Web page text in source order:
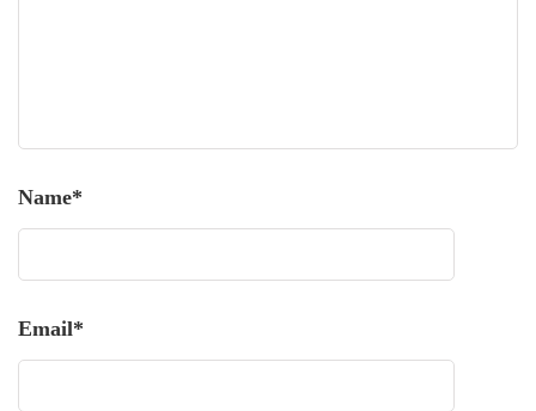
Name*
Email*